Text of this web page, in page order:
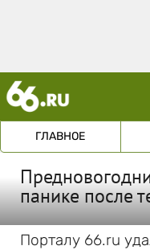
ГЛАВНОЕ
панике поcле
Порталу 66.ru